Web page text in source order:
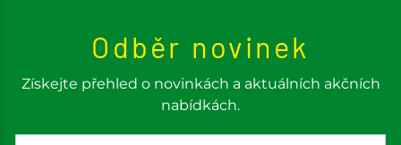
Odběr novinek
Získejte přehled o novinkách a aktuálních akčních
nabídkách.